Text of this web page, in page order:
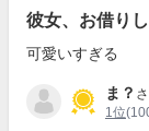
彼女、お借り
可愛いすぎる
ま？
1位